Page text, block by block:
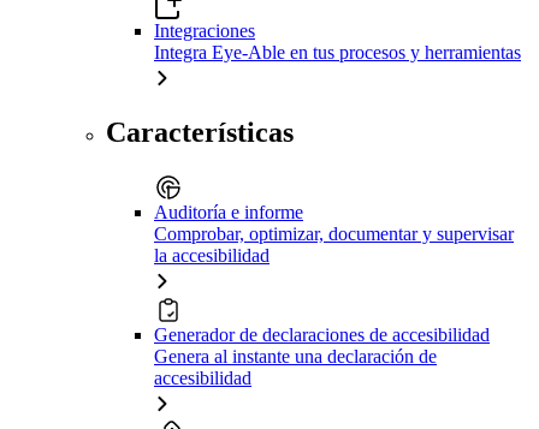
Integraciones
Integra Eye-Able en tus procesos y herramientas
Características
Auditoría e informe
Comprobar, optimizar, documentar y supervisar
la accesibilidad
Generador de declaraciones de accesibilidad
Genera al instante una declaración de
accesibilidad